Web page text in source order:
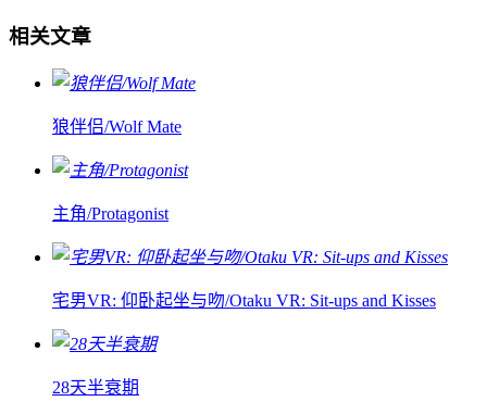
相关文章
狼伴侣/Wolf Mate
主角/Protagonist
宅男VR: 仰卧起坐与吻/Otaku VR: Sit-ups and Kisses
28天半衰期